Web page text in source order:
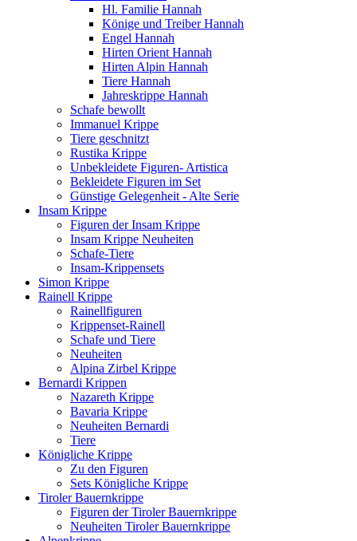
Hl. Familie Hannah
Könige und Treiber Hannah
Engel Hannah
Hirten Orient Hannah
Hirten Alpin Hannah
Tiere Hannah
Jahreskrippe Hannah
Schafe bewollt
Immanuel Krippe
Tiere geschnitzt
Rustika Krippe
Unbekleidete Figuren- Artistica
Bekleidete Figuren im Set
Günstige Gelegenheit - Alte Serie
Insam Krippe
Figuren der Insam Krippe
Insam Krippe Neuheiten
Schafe-Tiere
Insam-Krippensets
Simon Krippe
Rainell Krippe
Rainellfiguren
Krippenset-Rainell
Schafe und Tiere
Neuheiten
Alpina Zirbel Krippe
Bernardi Krippen
Nazareth Krippe
Bavaria Krippe
Neuheiten Bernardi
Tiere
Königliche Krippe
Zu den Figuren
Sets Königliche Krippe
Tiroler Bauernkrippe
Figuren der Tiroler Bauernkrippe
Neuheiten Tiroler Bauernkrippe